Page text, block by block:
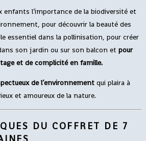
enfants l’importance de la biodiversité et
pour découvrir la beauté des
essentiel dans la pollinisation, pour créer
son jardin ou sur son balcon et pour
et de complicité en famille.
de l’environnement qui plaira à
et amoureux de la nature.
DU COFFRET DE 7